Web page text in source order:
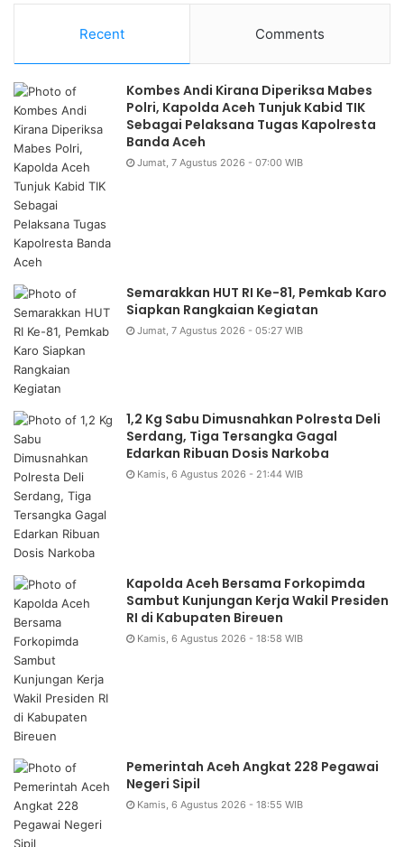
Recent Comments
Kombes Andi Kirana Diperiksa Mabes
Polri, Kapolda Aceh Tunjuk Kabid TIK
Sebagai Pelaksana Tugas Kapolresta
Banda Aceh
Jumat, 7 Agustus 2026 - 07:00 WIB
Semarakkan HUT RI Ke-81, Pemkab Karo
Siapkan Rangkaian Kegiatan
Jumat, 7 Agustus 2026 - 05:27 WIB
1,2 Kg Sabu Dimusnahkan Polresta Deli
Serdang, Tiga Tersangka Gagal
Edarkan Ribuan Dosis Narkoba
Kamis, 6 Agustus 2026 - 21:44 WIB
Kapolda Aceh Bersama Forkopimda
Sambut Kunjungan Kerja Wakil Presiden
RI di Kabupaten Bireuen
Kamis, 6 Agustus 2026 - 18:58 WIB
Pemerintah Aceh Angkat 228 Pegawai
Negeri Sipil
Kamis, 6 Agustus 2026 - 18:55 WIB